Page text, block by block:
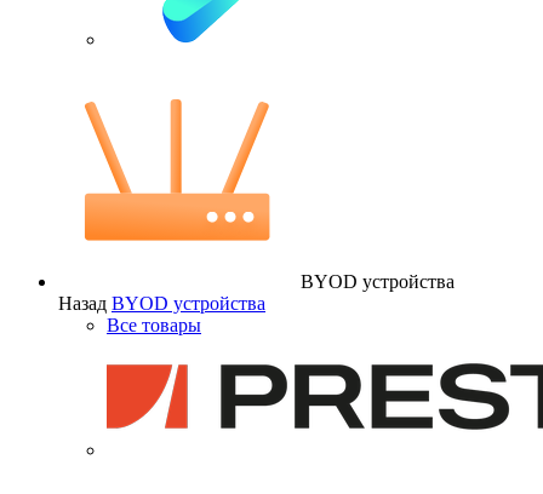
BYOD устройства
Назад BYOD устройства
Все товары